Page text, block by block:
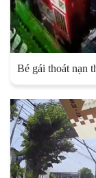
Bé gái thoát nạn